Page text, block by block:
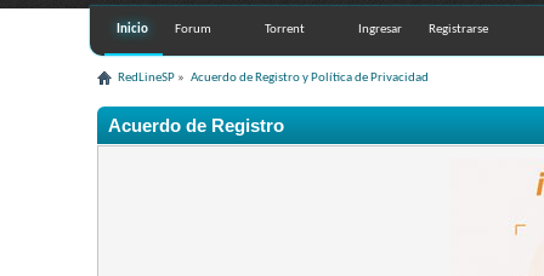
Inicio Forum Torrent Ingresar Registrarse
RedLineSP » Acuerdo de Registro y Política de Privacidad
Acuerdo de Registro